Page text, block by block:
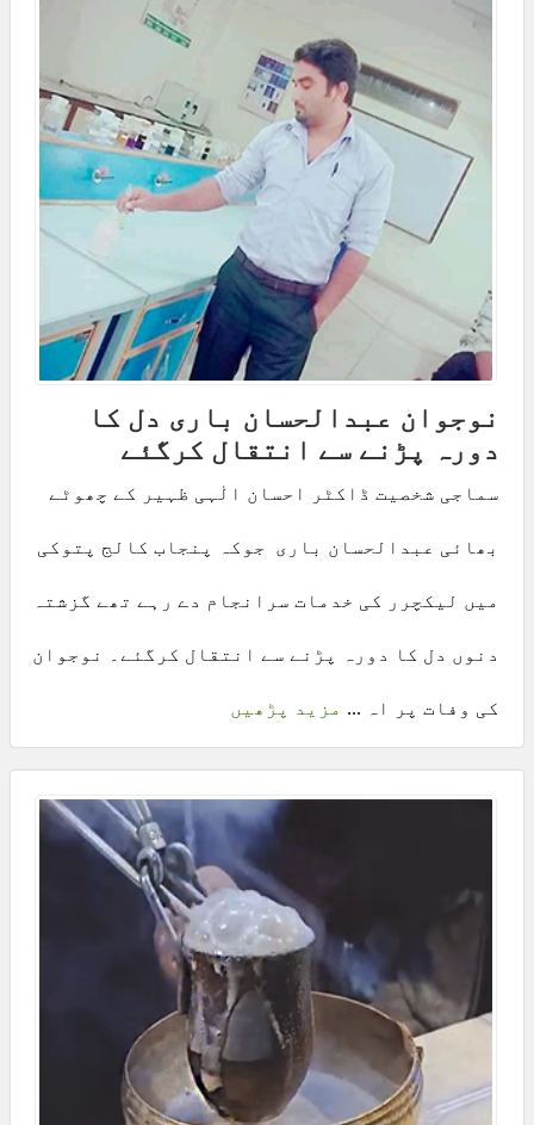
نوجوان عبدالحسان باری دل کا
دورہ پڑنے سے انتقال کرگئے
سماجی شخصیت ڈاکٹر احسان الٰہی ظہیر کے چھوٹے
بھائی عبدالحسان باری جوکہ پنجاب کالج پتوکی
میں لیکچرر کی خدمات سرانجام دے رہے تھے گزشتہ
دنوں دل کا دورہ پڑنے سے انتقال کرگئے۔ نوجوان
کی وفات پر اہ ... مزید پڑھیں